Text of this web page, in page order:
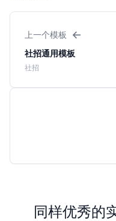
上一个模板 ←
社招通用模板
社招
同样优秀的